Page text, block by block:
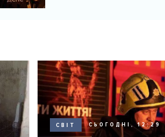
СВІТ СЬОГОДНІ, 12:29